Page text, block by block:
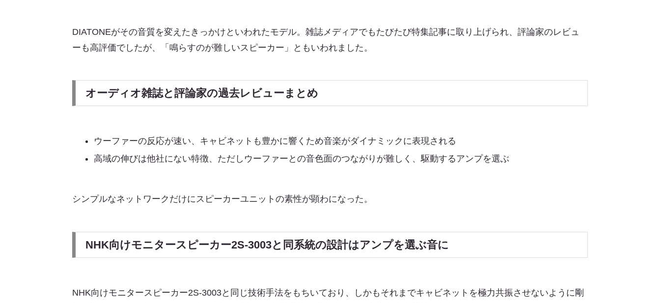
DIATONEがその音質を変えたきっかけといわれたモデル。雑誌メディアでもたびたび特集記事に取り上げられ、評論家のレビュ
ーも高評価でしたが、「鳴らすのが難しいスピーカー」ともいわれました。
オーディオ雑誌と評論家の過去レビューまとめ
ウーファーの反応が速い、キャビネットも豊かに響くため音楽がダイナミックに表現される
高域の伸びは他社にない特徴、ただしウーファーとの音色面のつながりが難しく、駆動するアンプを選ぶ
シンプルなネットワークだけにスピーカーユニットの素性が顕わになった。
NHK向けモニタースピーカー2S-3003と同系統の設計はアンプを選ぶ音に
NHK向けモニタースピーカー2S-3003と同じ技術手法をもちいており、しかもそれまでキャビネットを極力共振させないように剛